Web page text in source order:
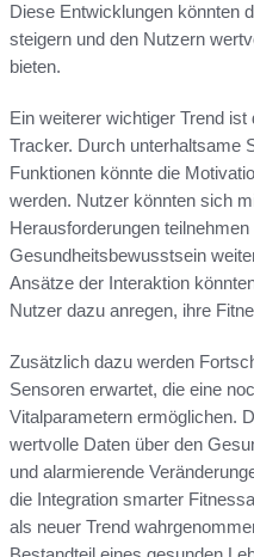
Diese Entwicklungen könnten
steigern und den Nutzern
bieten.
Ein weiterer wichtiger Trend
Tracker. Durch unterhaltsame
Funktionen könnte die
werden. Nutzer könnten sich
Herausforderungen
Gesundheitsbewusstsein
Ansätze der Interaktion
Nutzer dazu anregen, ihre
Zusätzlich dazu werden
Sensoren erwartet, die eine
Vitalparametern ermöglichen.
wertvolle Daten über den
und alarmierende
die Integration smarter
als neuer Trend